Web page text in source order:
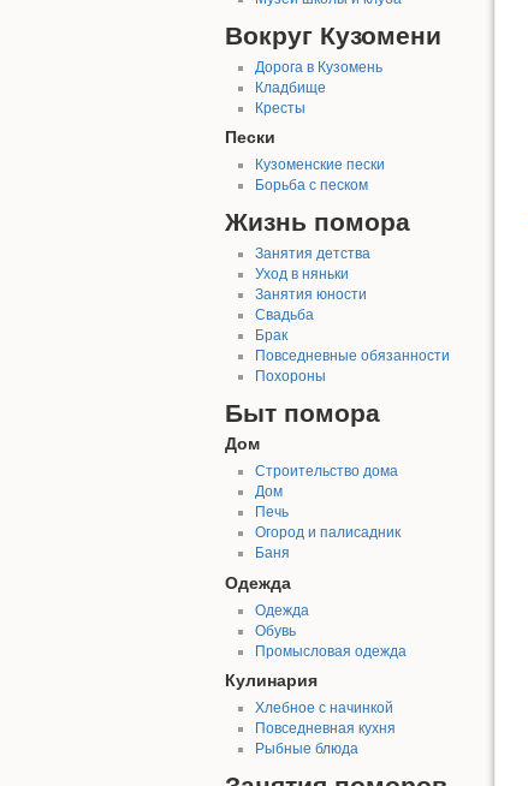
Вокруг Кузомени
Дорога в Кузомень
Кладбище
Кресты
Пески
Кузоменские пески
Борьба с песком
Жизнь помора
Занятия детства
Уход в няньки
Занятия юности
Свадьба
Брак
Повседневные обязанности
Похороны
Быт помора
Дом
Строительство дома
Дом
Печь
Огород и палисадник
Баня
Одежда
Одежда
Обувь
Промысловая одежда
Кулинария
Хлебное с начинкой
Повседневная кухня
Рыбные блюда